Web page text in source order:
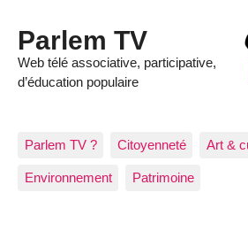
Parlem TV
Web télé associative, participative,
d’éducation populaire
Parlem TV ? Citoyenneté Art &
Environnement Patrimoine